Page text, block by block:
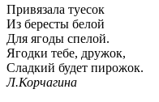
Привязала туесок
Из бересты белой
Для ягоды спелой.
Ягодки тебе, дружок,
Сладкий будет пирожок.
Л.Корчагина